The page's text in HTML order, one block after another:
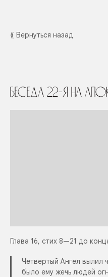
⟪ Вернуться назад
Беседа 22-я на
Глава 16, стих 8—21 до
Четвертый Ангел вылил
было ему жечь людей